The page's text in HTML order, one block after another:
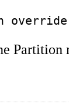
override